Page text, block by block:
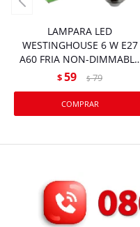
LAMPARA LED
WESTINGHOUSE 6 W E27
A60 FRIA NON-DIMMABLE
600LM 39047-48
$59 $ 79